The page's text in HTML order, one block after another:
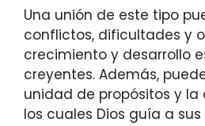
Una unión de este tipo
conflictos, dificultades y
crecimiento y desarrollo
creyentes. Además,
unidad de propósitos y
los cuales Dios guía a sus